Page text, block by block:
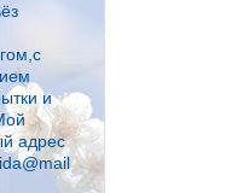
и
адрес